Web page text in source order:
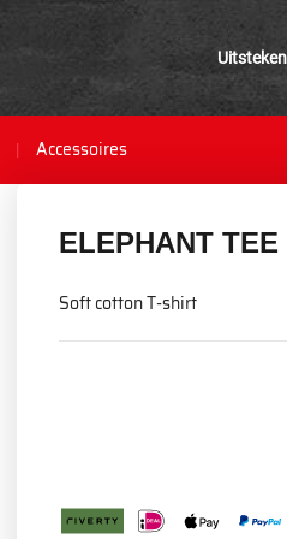
Accessoires
ELEPHANT TEE
Soft cotton T-shirt